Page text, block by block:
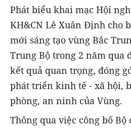
Phát biểu khai mạc Hội
KH&CN Lê Xuân Định cho
mới sáng tạo vùng Bắc
Trung Bộ trong 2 năm qua
kết quả quan trọng, đóng
phát triển kinh tế - xã hội,
phòng, an ninh của Vùng.
Thông qua việc công bố